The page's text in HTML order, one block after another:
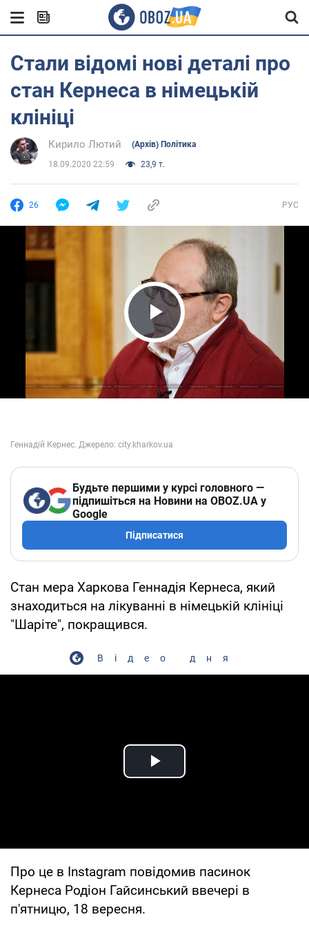
Стали відомі нові деталі про
стан Кернеса в німецькій
клініці
Кирило Лютий (Архів) Політика
18.09.2020 22:59 23,9 т.
26 РУС
Play Video
Будьте першими у курсі головного —
підпишіться на Новини на OBOZ.UA у
Google
Підписатися
Стан мера Харкова Геннадія Кернеса, який
знаходиться на лікуванні в німецькій клініці
"Шаріте", покращився.
Відео дня
Play Video
Про це в Instagram повідомив пасинок
Кернеса Родіон Гайсинський ввечері в
п'ятницю, 18 вересня.